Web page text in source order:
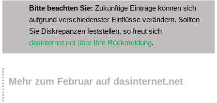
Bitte beachten Sie: Zukünftige Einträge können sich
aufgrund verschiedenster Einflüsse verändern. Sollten
Sie Diskrepanzen feststellen, so freut sich
dasinternet.net über Ihre Rückmeldung.
Mehr zum Februar auf dasinternet.net